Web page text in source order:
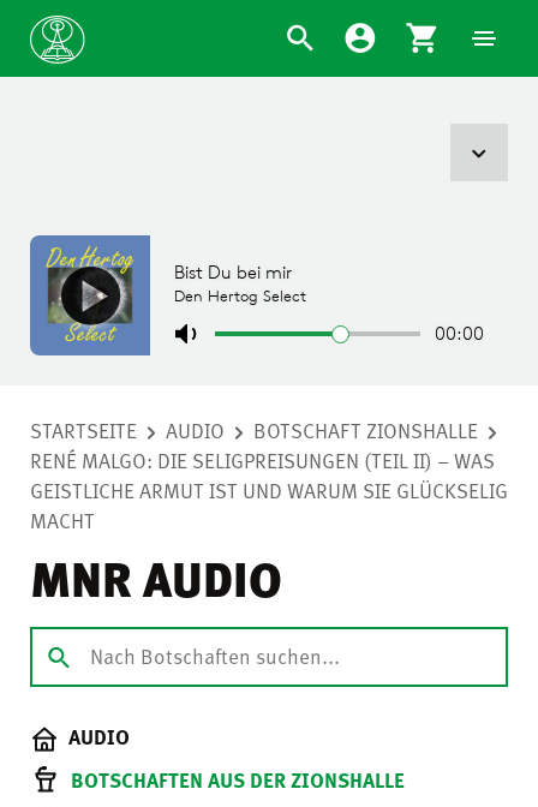
STARTSEITE AUDIO
BOTSCHAFT ZIONSHALLE
RENÉ MALGO: DIE SELIGPREISUNGEN (TEIL II) – WAS
GEISTLICHE ARMUT IST UND WARUM SIE GLÜCKSELIG
MACHT
MNR AUDIO
AUDIO
BOTSCHAFTEN AUS DER ZIONSHALLE